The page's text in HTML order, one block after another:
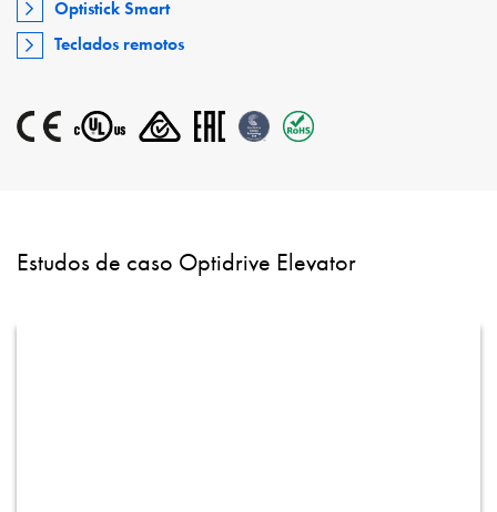
Optistick Smart
Teclados remotos
Estudos de caso Optidrive Elevator